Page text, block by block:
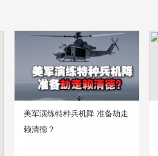
美军演练特种兵机降 准备劫走
赖清德？